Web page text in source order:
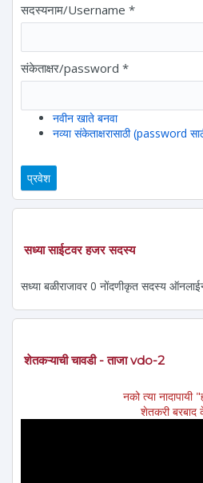
सदस्यनाम/Username *
संकेताक्षर/password *
नवीन खाते बनवा
नव्या संकेताक्षरासाठी (password
सध्या साईटवर हजर सदस्य
सध्या बळीराजावर 0 नोंदणीकृत सदस्य
शेतकऱ्याची चावडी - ताजा vdo-2
नको त्या नादापायी
शेतकरी बरबाद